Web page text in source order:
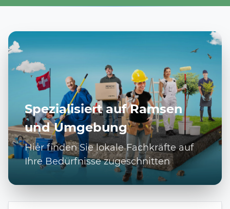
Spezialisiert auf Ramsen
und Umgebung
Hier finden Sie lokale Fachkräfte auf
Ihre Bedürfnisse zugeschnitten